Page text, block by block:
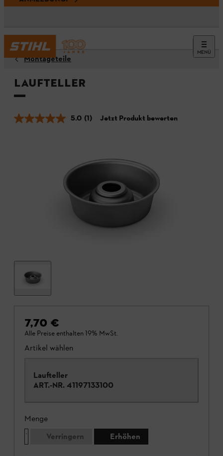
MENÜ
Montageteile
Laufteller
5.0 (1) Jetzt Produkt bewerten
7,70 €
Alle Preise enthalten 19% MwSt.
Artikel wählen
Laufteller
ART.-NR. 41197133100
Menge
Verringern
Erhöhen